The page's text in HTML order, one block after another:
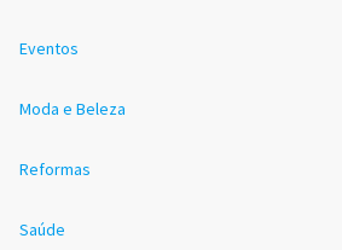
Eventos
Moda e Beleza
Reformas
Saúde